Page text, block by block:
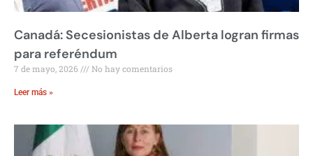
Canadá: Secesionistas de Alberta logran firmas
para referéndum
7 de mayo, 2026 No hay comentarios
Leer más »